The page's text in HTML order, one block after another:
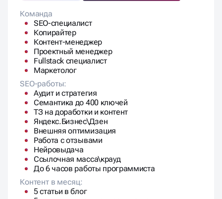
Команда
SEO-специалист
Копирайтер
Контент-менеджер
Проектный менеджер
Fullstack специалист
Маркетолог
SEO-работы:
Аудит и стратегия
Семантика до 400 ключей
ТЗ на доработки и контент
Яндекс.Бизнес\Дзен
Внешняя оптимизация
Работа с отзывами
Нейровыдача
Ссылочная масса\крауд
До 6 часов работы программиста
Контент в месяц:
5 статьи в блог